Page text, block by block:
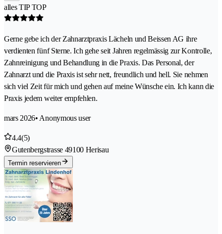
alles TIP TOP
Gerne gebe ich der Zahnarztpraxis Lächeln und Beissen AG ihre
verdienten fünf Sterne. Ich gehe seit Jahren regelmässig zur Kontrolle,
Zahnreinigung und Behandlung in die Praxis. Das Personal, der
Zahnarzt und die Praxis ist sehr nett, freundlich und hell. Sie nehmen
sich viel Zeit für mich und gehen auf meine Wünsche ein. Ich kann die
Praxis jedem weiter empfehlen.
mars 2026• Anonymous user
4.4(5)
Gutenbergstrasse 49100 Herisau
Termin reservieren